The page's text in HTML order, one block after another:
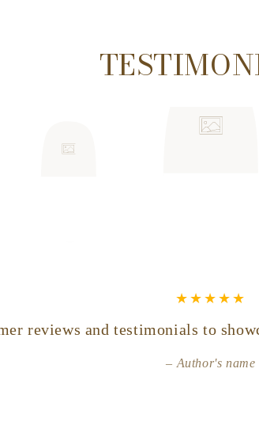
reviews and testimonials to
Author's name